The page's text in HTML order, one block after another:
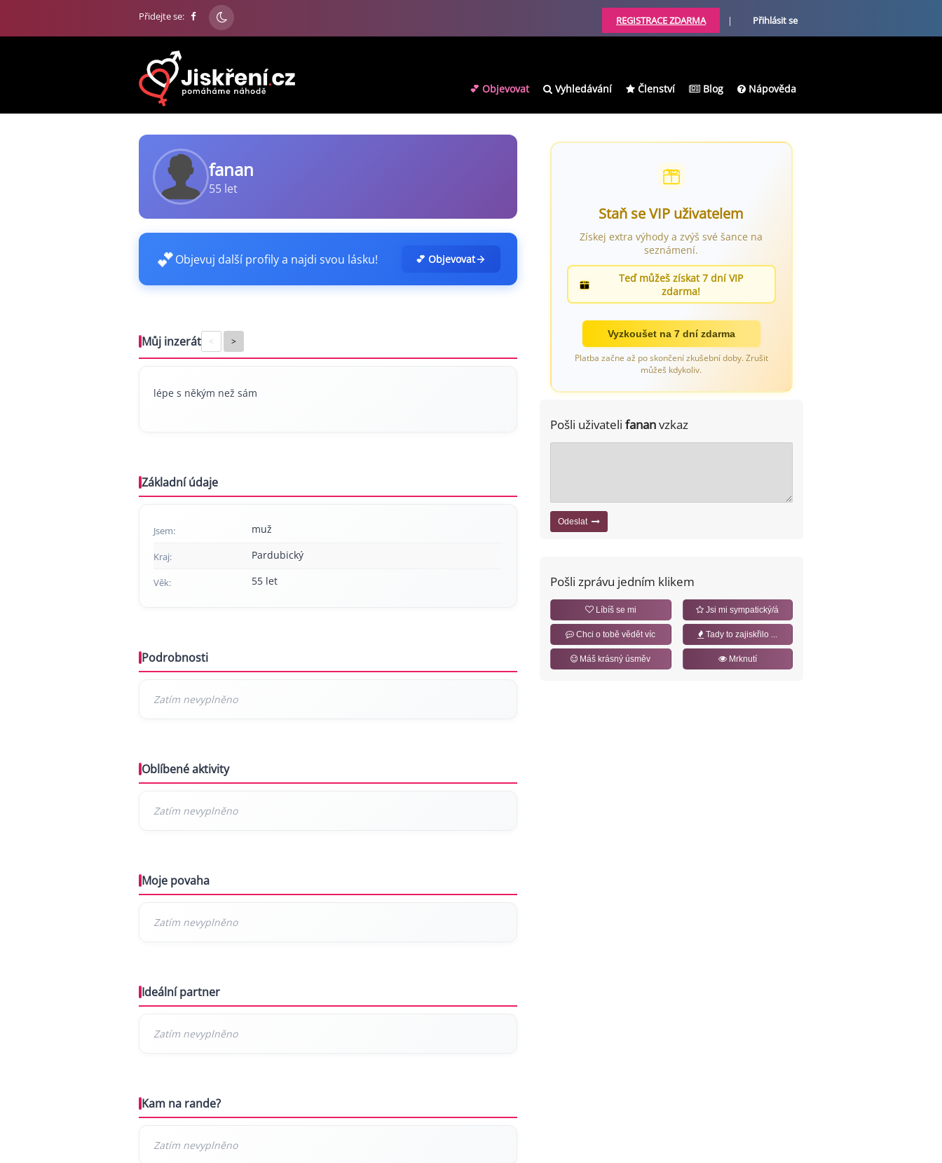
Přidejte se: REGISTRACE ZDARMA | Přihlásit se
💕 Objevovat Vyhledávání Členství Blog Nápověda
fanan
55 let
💕Objevuj další profily a najdi svou lásku! 💕 Objevovat
Můj inzerát < >
lépe s někým než sám
Základní údaje
Jsem: muž
Kraj: Pardubický
Věk: 55 let
Podrobnosti
Oblíbené aktivity
Moje povaha
Ideální partner
Kam na rande?
Staň se VIP uživatelem
Získej extra výhody a zvýš své šance na
seznámení.
Teď můžeš získat 7 dní VIP
zdarma!
Vyzkoušet na 7 dní zdarma
Platba začne až po skončení zkušební doby. Zrušit
můžeš kdykoliv.
Pošli uživateli fananvzkaz
Odeslat
Pošli zprávu jedním klikem
Líbíš se mi Jsi mi sympatický/á
Chci o tobě vědět víc Tady to zajiskřilo ...
Máš krásný úsměv Mrknutí